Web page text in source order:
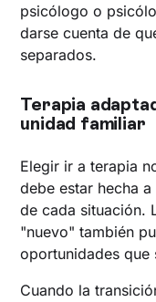
psicólogo o
darse cuenta de
separados.
Terapia
unidad familiar
Elegir ir a terapia
debe estar hecha
de cada situación.
"nuevo" también
oportunidades que
Cuando la